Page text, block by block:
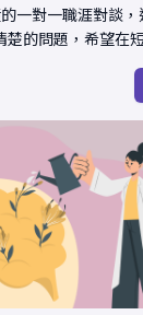
、北美、大陸
一個理性、不賣
讓
，我會建議你在預
最想解決的問題是
個大致的問題或情
不
生」， 而是希望在
點焦慮、多一點清楚
有某個主題想更深入
預約進一步的諮詢；
。 喝杯咖啡，聊清
一對一職涯對談
楚的問題，希望在
建議。 也很適合作
聊天風格與思考方
- 用清楚的判斷框架
下一步「值不值得做
新
及 Binance US 的實
色選擇、能力定位
的準備： - 為了讓
先： - 快速閱讀你